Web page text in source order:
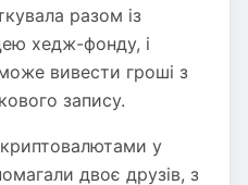
разом із
хедж-фонду, і
вивести гроші з
запису.
криптовалютами у
двоє друзів, з